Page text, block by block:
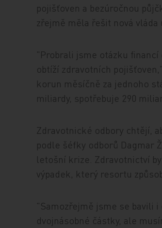
pojišťoven a bezúročnou
zřejmě měla řešit nová vláda
"Probrali jsme otázku
obtíží zdravotních
korun měsíčně za jednoho
miliardy, spotřebuje 290
Zdravotnické odbory chtějí,
podle šéfky odborů Dagmar
letošní krize. Zdravotnictví
výpadek, který resortu
"Samozřejmě jsme se bavili
dvojnásobné částky, ale